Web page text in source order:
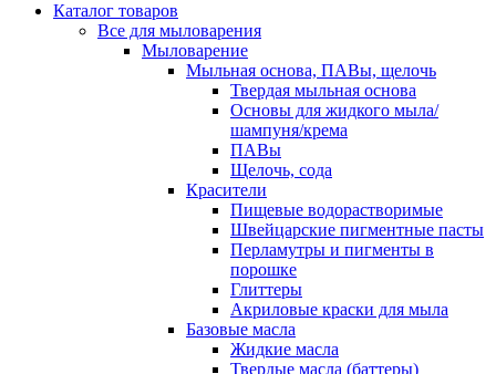
Каталог товаров
Все для мыловарения
Мыловарение
Мыльная основа, ПАВы, щелочь
Твердая мыльная основа
Основы для жидкого мыла/
шампуня/крема
ПАВы
Щелочь, сода
Красители
Пищевые водорастворимые
Швейцарские пигментные пасты
Перламутры и пигменты в
порошке
Глиттеры
Акриловые краски для мыла
Базовые масла
Жидкие масла
Твердые масла (баттеры)